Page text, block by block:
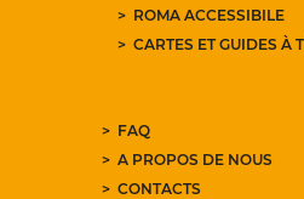
ROMA ACCESSIBILE
CARTES ET GUIDES À
FAQ
A PROPOS DE NOUS
CONTACTS